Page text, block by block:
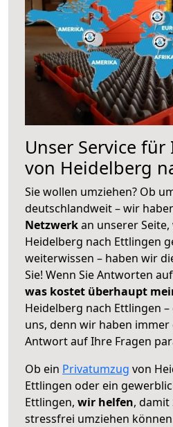
Unser Service
von Heidelberg
Sie wollen umziehen? Ob
deutschlandweit – wir
Netzwerkan unserer
Heidelberg nach Ettlingen
weiterwissen – haben wir
Sie! Wenn Sie Antworten
was kostet überhaupt
Heidelberg nach Ettlingen
uns, denn wir haben immer
Antwort auf Ihre Fragen
Ob ein Privatumzug von
Ettlingen oder ein
Ettlingen, wir helfen, damit
stressfrei umziehen